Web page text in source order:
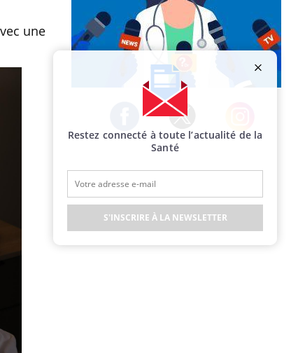
une
Facebook Twitter Instagram
Restez connecté à toute l’actualité de la
Santé
S'INSCRIRE À LA NEWSLETTER